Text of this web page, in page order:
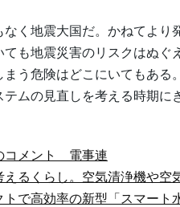
く地震大国だ。かねてより
ても地震災害のリスクはぬ
まう危険はどこにいてもあ
テムの見直しを考える時期
コメント 電事連
えるくらし。空気清浄機や
トで高効率の新型「スマート